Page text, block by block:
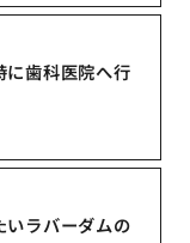
に歯科医院へ行
いラバーダムの